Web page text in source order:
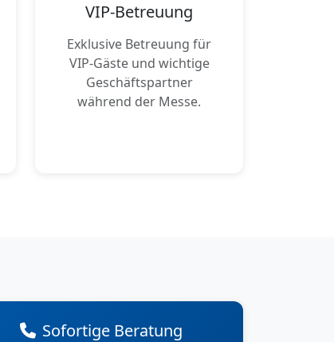
VIP-Betreuung
Exklusive Betreuung für
VIP-Gäste und wichtige
Geschäftspartner
während der Messe.
Sofortige Beratung